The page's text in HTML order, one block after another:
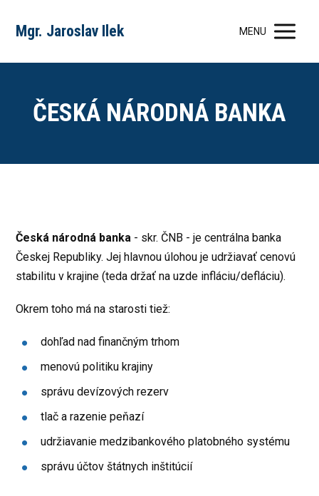
Mgr. Jaroslav Ilek MENU
ČESKÁ NÁRODNÁ BANKA
Česká národná banka - skr. ČNB - je centrálna banka
Českej Republiky. Jej hlavnou úlohou je udržiavať cenovú
stabilitu v krajine (teda držať na uzde infláciu/defláciu).
Okrem toho má na starosti tiež:
dohľad nad finančným trhom
menovú politiku krajiny
správu devízových rezerv
tlač a razenie peňazí
udržiavanie medzibankového platobného systému
správu účtov štátnych inštitúcií